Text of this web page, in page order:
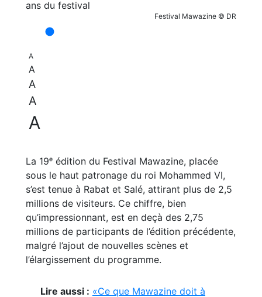
Festival Mawazine © DR
A
A
A
A
A
La 19ᵉ édition du Festival Mawazine, placée
sous le haut patronage du roi Mohammed VI,
s’est tenue à Rabat et Salé, attirant plus de 2,5
millions de visiteurs. Ce chiffre, bien
qu’impressionnant, est en deçà des 2,75
millions de participants de l’édition précédente,
malgré l’ajout de nouvelles scènes et
l’élargissement du programme.
Lire aussi : «Ce que Mawazine doit à